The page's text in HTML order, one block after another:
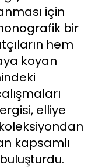
için
bir
hem
koyan
elliye
kapsamlı